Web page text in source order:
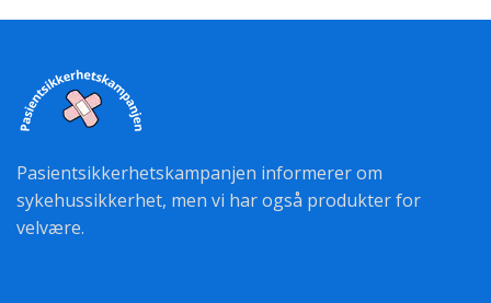
Pasientsikkerhetskampanjen informerer om
sykehussikkerhet, men vi har også produkter for
velvære.